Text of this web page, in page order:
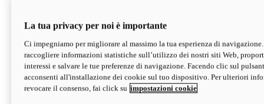
V2 SP
Hypermotard V2 SP
120,4 CVPotenza
94 NmCoppia
177 kgPeso in ordine di marcia
senza carburante
La tua privacy per noi è importante
Ci impegniamo per migliorare al massimo la tua esperienza di
raccogliere informazioni statistiche sull’utilizzo dei nostri siti Web,
interessi e salvare le tue preferenze di navigazione. Facendo clic sul
acconsenti all'installazione dei cookie sul tuo dispositivo. Per ulteriori
revocare il consenso, fai click su impostazioni cookie